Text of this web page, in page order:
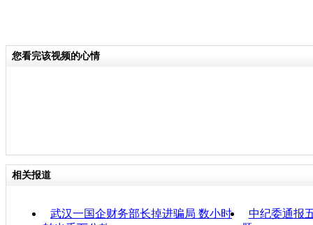
您看完该视频的心情
相关报道
武汉一国企财务部长掉进骗局 数小时
中纪委通报